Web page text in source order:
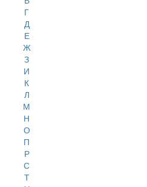
Г
Д
Е
Ж
З
И
К
Л
М
Н
О
П
Р
С
Т